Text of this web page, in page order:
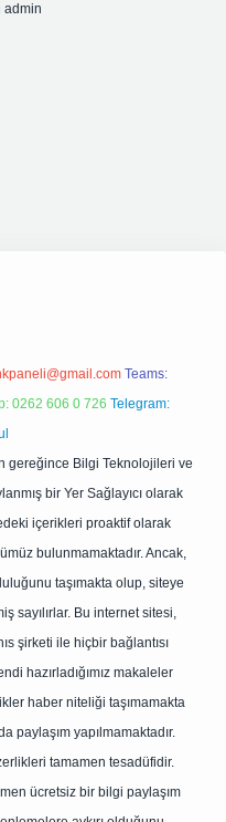
admin
Teams:
0262 606 0 726 Telegram:
gereğince Bilgi Teknolojileri ve
bir Yer Sağlayıcı olarak
içerikleri proaktif olarak
bulunmamaktadır. Ancak,
taşımakta olup, siteye
sayılırlar. Bu internet sitesi,
şirketi ile hiçbir bağlantısı
hazırladığımız makaleler
haber niteliği taşımamakta
paylaşım yapılmamaktadır.
tamamen tesadüfidir.
ücretsiz bir bilgi paylaşım